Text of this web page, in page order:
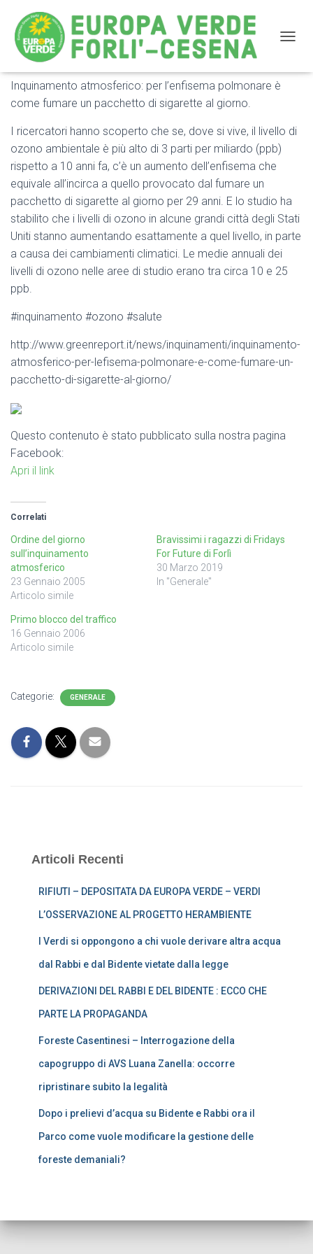
Inquinamento atmosferico: per l’enfisema polmonare è
come fumare un pacchetto di sigarette al giorno
Inquinamento atmosferico: per l’enfisema polmonare è
come fumare un pacchetto di sigarette al giorno.
I ricercatori hanno scoperto che se, dove si vive, il livello di
ozono ambientale è più alto di 3 parti per miliardo (ppb)
rispetto a 10 anni fa, c’è un aumento dell’enfisema che
equivale all’incirca a quello provocato dal fumare un
pacchetto di sigarette al giorno per 29 anni. E lo studio ha
stabilito che i livelli di ozono in alcune grandi città degli Stati
Uniti stanno aumentando esattamente a quel livello, in parte
a causa dei cambiamenti climatici. Le medie annuali dei
livelli di ozono nelle aree di studio erano tra circa 10 e 25
ppb.
#inquinamento #ozono #salute
http://www.greenreport.it/news/inquinamenti/inquinamento-
atmosferico-per-lefisema-polmonare-e-come-fumare-un-
pacchetto-di-sigarette-al-giorno/
Questo contenuto è stato pubblicato sulla nostra pagina
Facebook:
Apri il link
Correlati
Ordine del giorno
sull’inquinamento
atmosferico
23 Gennaio 2005
Articolo simile
Bravissimi i ragazzi di Fridays
For Future di Forlì
30 Marzo 2019
In "Generale"
Primo blocco del traffico
16 Gennaio 2006
Articolo simile
Categorie: GENERALE
Articoli Recenti
RIFIUTI – DEPOSITATA DA EUROPA VERDE – VERDI
L’OSSERVAZIONE AL PROGETTO HERAMBIENTE
I Verdi si oppongono a chi vuole derivare altra acqua
dal Rabbi e dal Bidente vietate dalla legge
DERIVAZIONI DEL RABBI E DEL BIDENTE : ECCO CHE
PARTE LA PROPAGANDA
Foreste Casentinesi – Interrogazione della
capogruppo di AVS Luana Zanella: occorre
ripristinare subito la legalità
Dopo i prelievi d’acqua su Bidente e Rabbi ora il
Parco come vuole modificare la gestione delle
foreste demaniali?